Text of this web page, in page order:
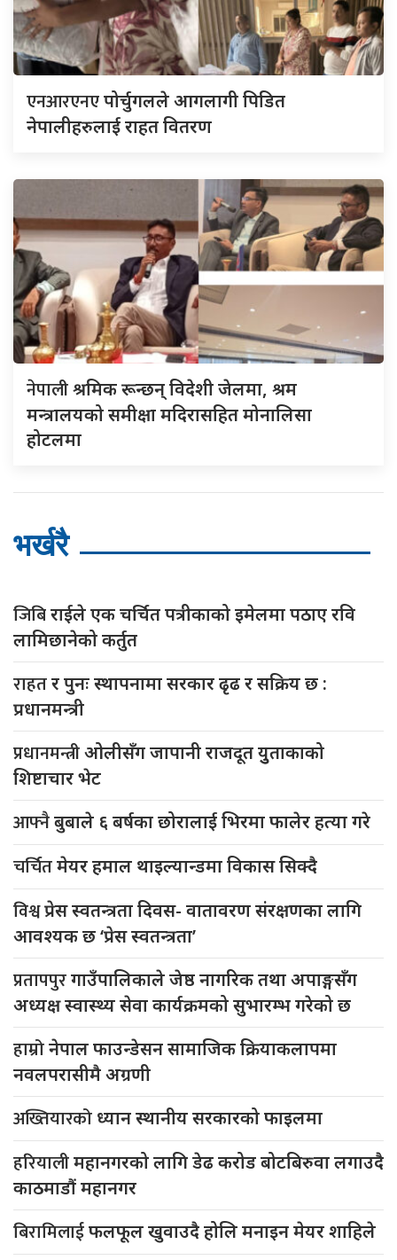
एनआरएनएपोर्चुगलले आगलागी पिडित
नेपालीहरुलाई राहत वितरण
नेपालीश्रमिक रून्छन् विदेशी जेलमा, श्रम
मन्त्रालयको समीक्षा मदिरासहित मोनालिसा
होटलमा
भर्खरै
जिबिराईले एक चर्चित पत्रीकाको इमेलमा पठाए रवि
लामिछानेको कर्तुत
राहतर पुनः स्थापनामा सरकार ढृढ र सक्रिय छ :
प्रधानमन्त्री
प्रधानमन्त्रीओलीसँग जापानी राजदूत युुताकाको
शिष्टाचार भेट
आफ्नैबुबाले ६ बर्षका छोरालाई भिरमा फालेर हत्या गरे
चर्चितमेयर हमाल थाइल्यान्डमा विकास सिक्दै
विश्वप्रेस स्वतन्त्रता दिवस- वातावरण संरक्षणका लागि
आवश्यक छ ‘प्रेस स्वतन्त्रता’
प्रतापपुरगाउँपालिकाले जेष्ठ नागरिक तथा अपाङ्गसँग
अध्यक्ष स्वास्थ्य सेवा कार्यक्रमको सुभारम्भ गरेको छ
हाम्रोनेपाल फाउन्डेसन सामाजिक क्रियाकलापमा
नवलपरासीमै अग्रणी
अख्तियारको ध्यान स्थानीय सरकारको फाइलमा
हरियालीमहानगरको लागि डेढ करोड बोटबिरुवा लगाउदै
काठमाडौं महानगर
बिरामिलाईफलफूल खुवाउदै होलि मनाइन मेयर शाहिले